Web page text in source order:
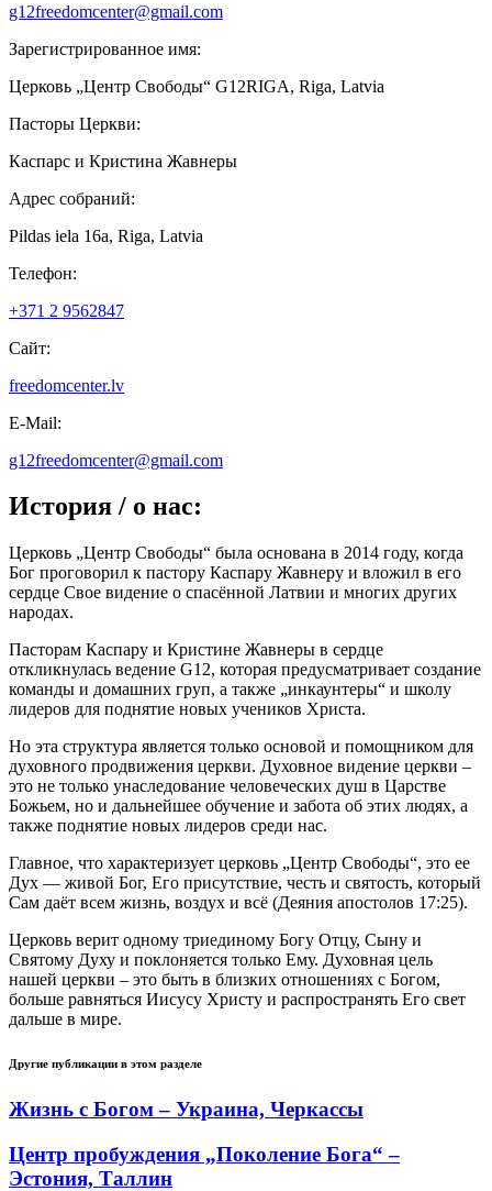
g12freedomcenter@gmail.com
Зарегистрированное имя:
Церковь „Центр Свободы“ G12RIGA, Riga, Latvia
Пасторы Церкви:
Каспарс и Кристина Жавнеры
Адрес собраний:
Pildas iela 16a, Riga, Latvia
Телефон:
+371 2 9562847
Сайт:
freedomcenter.lv
Е-Mail:
g12freedomcenter@gmail.com
История / о нас:
Церковь „Центр Свободы“ была основана в 2014 году, когда
Бог проговорил к пастору Каспару Жавнеру и вложил в его
сердце Свое видение о спасённой Латвии и многих других
народах.
Пасторам Каспару и Кристине Жавнеры в сердце
откликнулась ведение G12, которая предусматривает создание
команды и домашних груп, а также „инкаунтеры“ и школу
лидеров для поднятие новых учеников Христа.
Но эта структура является только основой и помощником для
духовного продвижения церкви. Духовное видение церкви –
это не только унаследование человеческих душ в Царстве
Божьем, но и дальнейшее обучение и забота об этих людях, а
также поднятие новых лидеров среди нас.
Главное, что характеризует церковь „Центр Свободы“, это ее
Дух — живой Бог, Его присутствие, честь и святость, который
Сам даёт всем жизнь, воздух и всё (Деяния апостолов 17:25).
Церковь верит одному триединому Богу Отцу, Сыну и
Святому Духу и поклоняется только Ему. Духовная цель
нашей церкви – это быть в близких отношениях с Богoм,
больше равняться Иисусу Христу и распространять Его свет
дальше в мире.
Другие публикации в этом разделе
Жизнь с Богом – Украина, Черкассы
Центр пробуждения „Поколение Бога“ –
Эстония, Таллин